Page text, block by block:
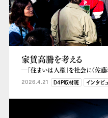
家賃高騰を考える
―「住まいは人権」を社会に（佐藤
2026.4.21 D4P取材班 インタビ